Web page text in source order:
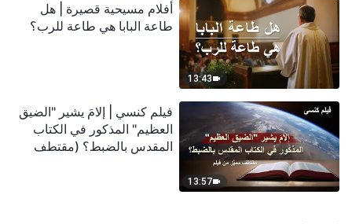
13:43
أفلام مسيحية قصيرة | هل
طاعة البابا هي طاعة للرب؟
13:57
فيلم كنسي | إلامَ يشير "الضيق
العظيم" المذكور في الكتاب
المقدس بالضبط؟ (مقتطف